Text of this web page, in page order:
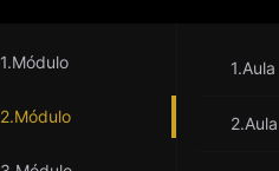
1.Módulo
2.Módulo
1.Aula
2.Aula